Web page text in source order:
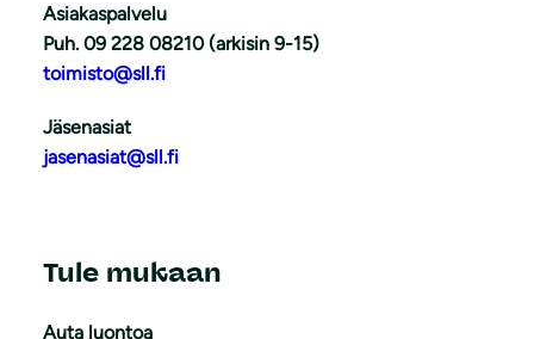
Asiakaspalvelu
Puh. 09 228 08210 (arkisin 9-15)
toimisto@sll.fi
Jäsenasiat
jasenasiat@sll.fi
Tule mukaan
Auta luontoa